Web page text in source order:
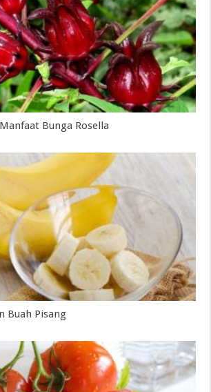
Bunga Rosella
Buah Pisang